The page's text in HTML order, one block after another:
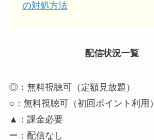
の対処方法
配信状況一覧
◎：無料視聴可（定額見放題）
○：無料視聴可（初回ポイント利用）
▲：課金必要
ー：配信なし